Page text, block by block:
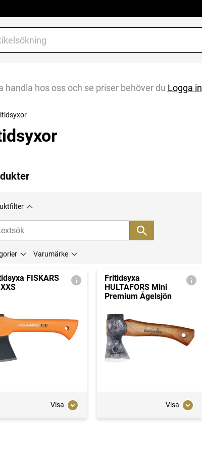
handla hos oss och se priser behöver du Logga in
Varumärke
FISKARS
Visa
Fritidsyxa
HULTAFORS Mini
Premium Ågelsjön
Visa